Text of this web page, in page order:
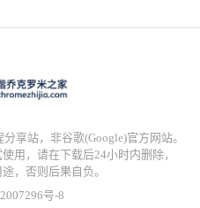
享站，非谷歌(Google)官方网站。
用，请在下载后24小时内删除，
，否则后果自负。
号-8